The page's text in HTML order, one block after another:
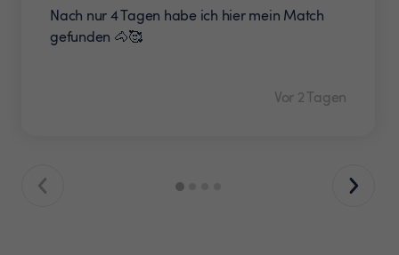
Nach nur 4 Tagen habe ich hier mein Match
gefunden 🐴🥰
Vor 2 Tagen